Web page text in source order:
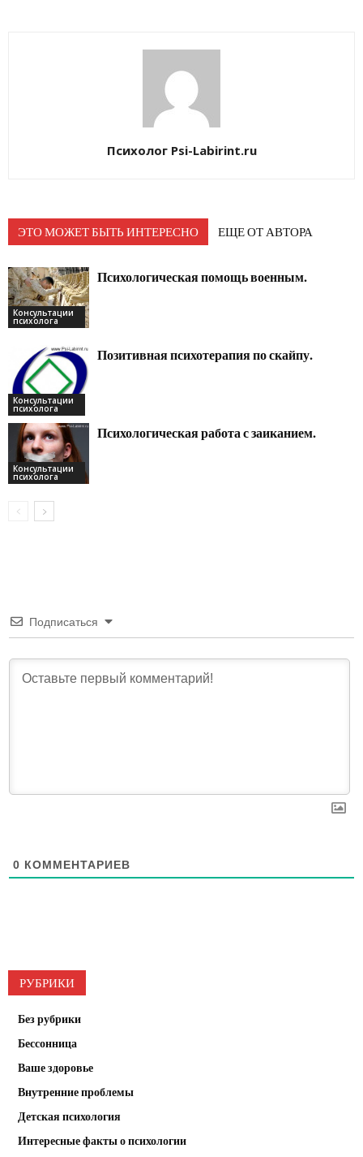
Психолог Psi-Labirint.ru
ЭТО МОЖЕТ БЫТЬ ИНТЕРЕСНО ЕЩЕ ОТ АВТОРА
Консультации
психолога
Психологическая помощь военным.
Консультации
психолога
Позитивная психотерапия по скайпу.
Консультации
психолога
Психологическая работа с заиканием.
Подписаться
0 КОММЕНТАРИЕВ
РУБРИКИ
Без рубрики
Бессонница
Ваше здоровье
Внутренние проблемы
Детская психология
Интересные факты о психологии